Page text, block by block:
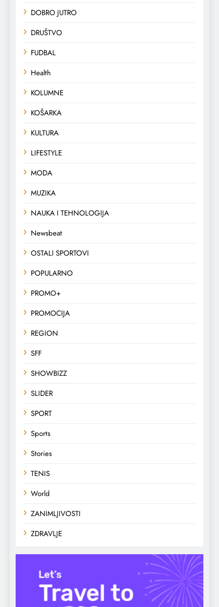
DOBRO JUTRO
DRUŠTVO
FUDBAL
Health
KOLUMNE
KOŠARKA
KULTURA
LIFESTYLE
MODA
MUZIKA
NAUKA I TEHNOLOGIJA
Newsbeat
OSTALI SPORTOVI
POPULARNO
PROMO+
PROMOCIJA
REGION
SFF
SHOWBIZZ
SLIDER
SPORT
Sports
Stories
TENIS
World
ZANIMLJIVOSTI
ZDRAVLJE